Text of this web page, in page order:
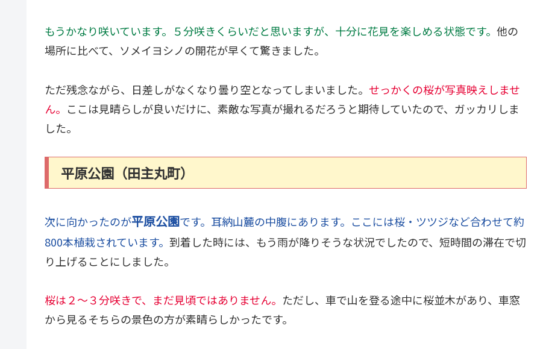
もうかなり咲いています。５分咲きくらいだと思いますが、十分に花見を楽しめる状態です。 他の
場所に比べて、ソメイヨシノの開花が早くて驚きました。
ただ残念ながら、日差しがなくなり曇り空となってしまいました。 せっかくの桜が写真映えしませ
ん。 ここは見晴らしが良いだけに、素敵な写真が撮れるだろうと期待していたので、ガッカリしま
した。
平原公園（田主丸町）
次に向かったのが平原公園です。耳納山麓の中腹にあります。ここには桜・ツツジなど合わせて約
800本植栽されています。 到着した時には、もう雨が降りそうな状況でしたので、短時間の滞在で切
り上げることにしました。
桜は２～３分咲きで、まだ見頃ではありません。 ただし、車で山を登る途中に桜並木があり、車窓
から見るそちらの景色の方が素晴らしかったです。